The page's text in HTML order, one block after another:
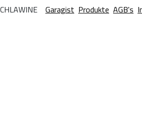
Garagist Produkte AGB's